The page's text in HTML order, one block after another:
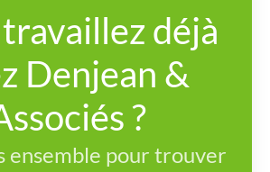
déjà
Denjean &
?
ensemble pour trouver